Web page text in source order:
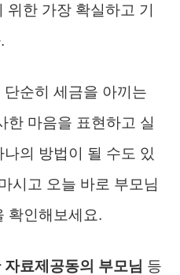
위한 가장 확실하고 기
순히 세금을 아끼는
한 마음을 표현하고 실
의 방법이 될 수도 있
시고 오늘 바로 부모님
확인해보세요.
자료제공동의 부모님 등